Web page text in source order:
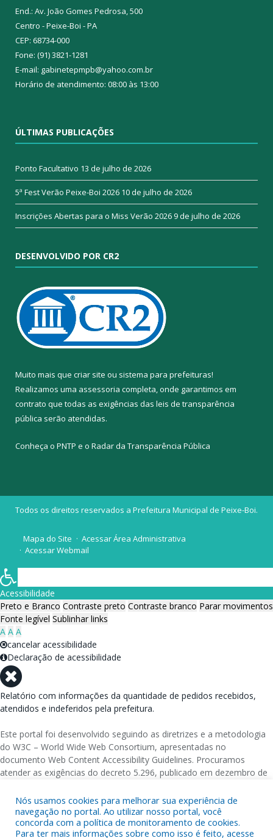
End.: Av. João Gomes Pedrosa, 500
Centro - Peixe-Boi - PA
CEP: 68734-000
Fone: (91) 3821-1281
E-mail: gabinetepmpb@yahoo.com.br
Horário de atendimento: 08:00 às 13:00
ÚLTIMAS PUBLICAÇÕES
Ponto Facultativo 13 de julho de 2026
5ª Fest Verão Peixe-Boi 2026 10 de julho de 2026
Inscrições Abertas para o Miss Verão 20269 de julho de 2026
DESENVOLVIDO POR CR2
Muito mais que criar site ou sistema para prefeituras!
Realizamos uma assessoria completa, onde garantimos em
contrato que todas as exigências das leis de transparência
pública serão atendidas.
Conheça o PNTP e o Radar da Transparência Pública
Todos os direitos reservados a Prefeitura Municipal de Peixe-Boi.
Mapa do Site
Acessar Área Administrativa
Acessar Webmail
Nós usamos cookies para melhorar sua experiência de
navegação no portal. Ao utilizar nosso portal, você
concorda com a política de monitoramento de cookies.
Para ter mais informações sobre como isso é feito, acesse
Acessibilidade
Preto e Branco Contraste preto Contraste branco Parar movimentos
Fonte legível Sublinhar links
A A A
cancelar acessibilidade
Declaração de acessibilidade
Relatório com informações da quantidade de pedidos recebidos,
atendidos e indeferidos pela prefeitura.
Este portal foi desenvolvido seguindo as diretrizes e a metodologia
do W3C – World Wide Web Consortium, apresentadas no
documento Web Content Accessibility Guidelines. Procuramos
atender as exigências do decreto 5.296, publicado em dezembro de
eletrônicos da administração pública na rede mundial de
computadores para o uso das pessoas com necessidades especiais,
garantindo-lhes o pleno acesso aos conteúdos disponíveis.